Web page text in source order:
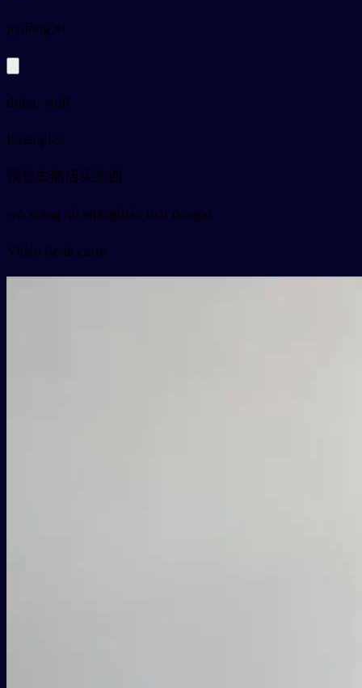
pydōng xi
thing, stuff
Exemples
我想去商店买东西
wǒ xiǎng qù shāngdiàn mǎi dōngxi
Vidéo de la carte